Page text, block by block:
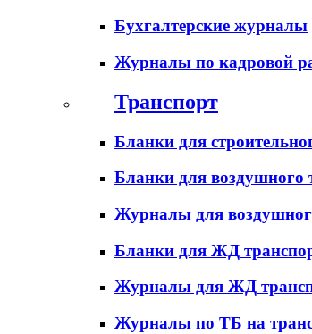
Бухгалтерские журналы
Журналы по кадровой
Транспорт
Бланки для
Бланки для воздушного
Журналы для
Бланки для ЖД
Журналы для ЖД
Журналы по ТБ на